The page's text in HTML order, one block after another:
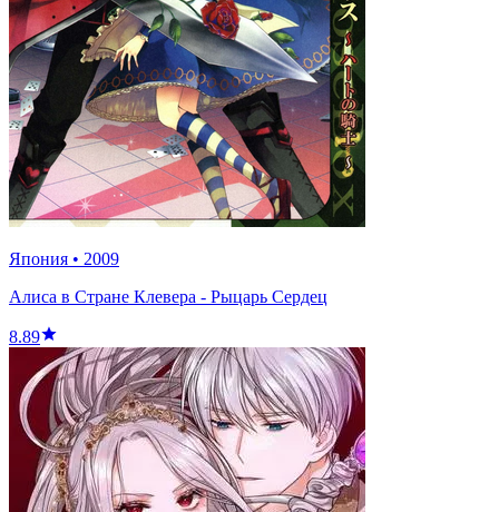
Япония • 2009
Алиса в Стране Клевера - Рыцарь Сердец
8.89